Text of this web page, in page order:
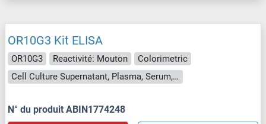
OR10G3 Kit ELISA
OR10G3 Reactivité: Mouton
Colorimetric
Cell Culture Supernatant, Plasma, Serum, Tissue Homogenate
N° du produit ABIN1774248